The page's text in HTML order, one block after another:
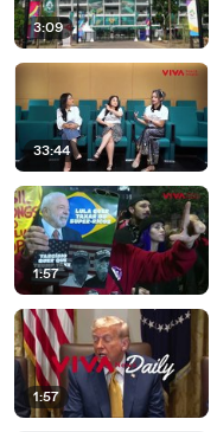
3:09
33:44
1:57
1:57